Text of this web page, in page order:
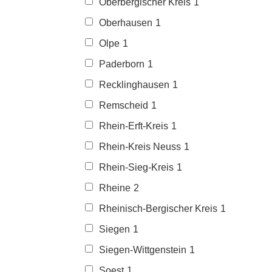
Oberbergischer Kreis 1
Oberhausen 1
Olpe 1
Paderborn 1
Recklinghausen 1
Remscheid 1
Rhein-Erft-Kreis 1
Rhein-Kreis Neuss 1
Rhein-Sieg-Kreis 1
Rheine 2
Rheinisch-Bergischer Kreis 1
Siegen 1
Siegen-Wittgenstein 1